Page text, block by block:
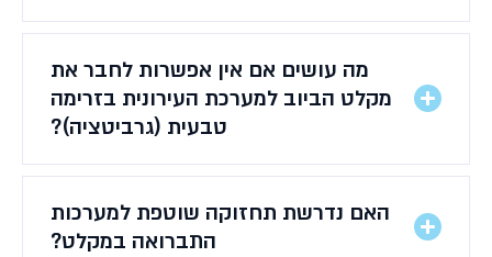
מה עושים אם אין אפשרות לחבר את
מקלט הביוב למערכת העירונית בזרימה
טבעית (גרביטציה)?
האם נדרשת תחזוקה שוטפת למערכות
התברואה במקלט?